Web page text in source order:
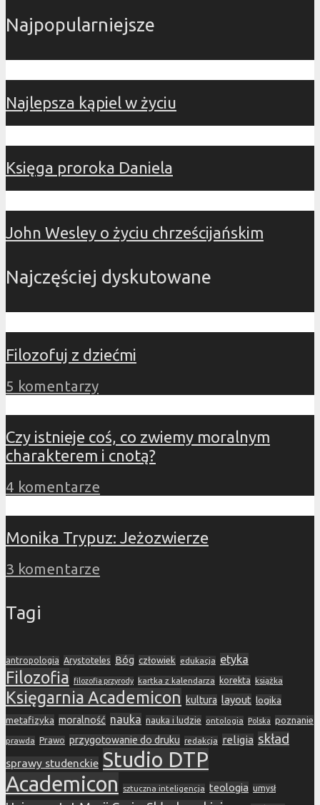
Najpopularniejsze
Najlepsza kąpiel w życiu
Księga proroka Daniela
John Wesley o życiu chrześcijańskim
Najczęściej dyskutowane
Filozofuj z dziećmi
5 komentarzy
Czy istnieje coś, co zwiemy moralnym
charakterem i cnotą?
4 komentarze
Monika Trypuz: Jeżozwierze
3 komentarze
Tagi
antropologia Arystoteles Bóg człowiek edukacja etyka
Filozofia filozofia przyrody kartka z kalendarza korekta książka
Księgarnia Academicon kultura layout logika
metafizyka moralność nauka nauka i ludzie ontologia Polska poznanie
prawda Prawo przygotowanie do druku redakcja religia skład
sprawy studenckie Studio DTP
Academicon
sztuczna inteligencja teologia umysł